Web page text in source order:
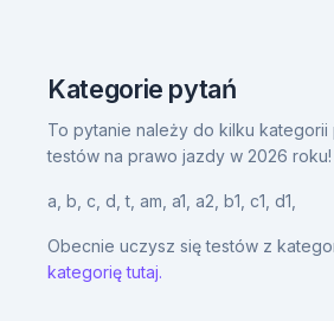
Kategorie pytań
To pytanie należy do kilku kategorii
testów na prawo jazdy w 2026 roku!
a, b, c, d,t, am, a1, a2, b1, c1, d1,
Obecnie uczysz się testów z
kategorię tutaj.